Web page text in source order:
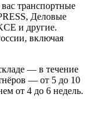
транспортные
Деловые
и другие.
включая
— в течение
— от 5 до 10
от 4 до 6 недель.